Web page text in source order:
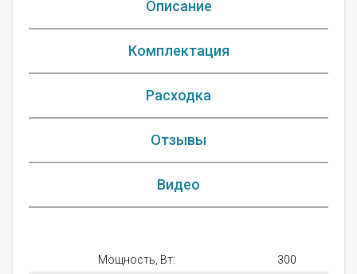
Описание
Комплектация
Расходка
Отзывы
Видео
Мощность, Вт:
300